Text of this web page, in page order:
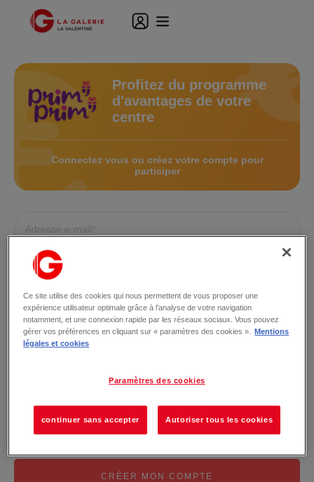
Profitez du programme
d'avantages de votre
centre
Connectez vous ou créez votre compte pour
participer
Se souvenir de moi
Pas encore inscrit ?
CRÉER MON COMPTE
Ce site utilise des cookies qui nous permettent de vous proposer une
expérience utilisateur optimale grâce à l’analyse de votre navigation
notamment, et une connexion rapide par les réseaux sociaux. Vous pouvez
gérer vos préférences en cliquant sur « paramètres des cookies ».
Mentions
légales et cookies
Paramètres des cookies
continuer sans accepter Autoriser tous les cookies